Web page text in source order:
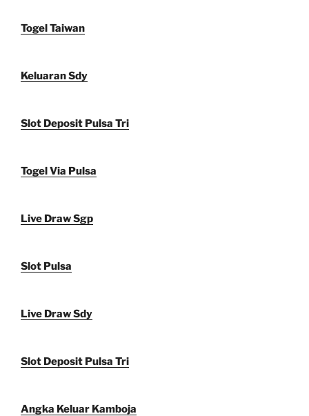
Togel Taiwan
Keluaran Sdy
Slot Deposit Pulsa Tri
Togel Via Pulsa
Live Draw Sgp
Slot Pulsa
Live Draw Sdy
Slot Deposit Pulsa Tri
Angka Keluar Kamboja